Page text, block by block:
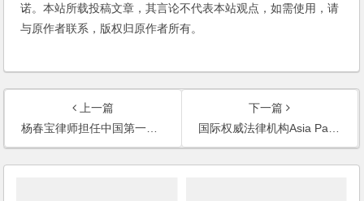
诺。本站所载投稿文章，其言论不代表本站观点，如需使用，请
与原作者联系，版权归原作者所有。
上一篇
杨春宝律师担任中国第一网络漫画网站法律顾问
下一篇
国际权威法律机构Asia Pacific Legal 500再次推荐杨春宝律师